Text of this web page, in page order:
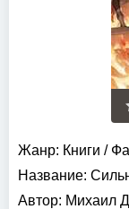
Жанр: Книги /
Название:
Автор: Михаил